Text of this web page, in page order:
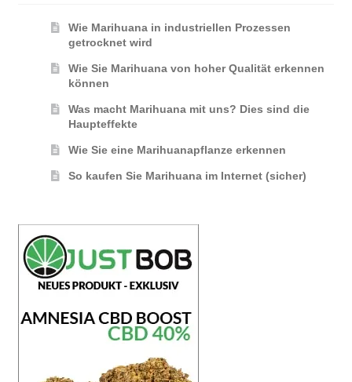
Wie Marihuana in industriellen Prozessen
getrocknet wird
Wie Sie Marihuana von hoher Qualität erkennen
können
Was macht Marihuana mit uns? Dies sind die
Haupteffekte
Wie Sie eine Marihuanapflanze erkennen
So kaufen Sie Marihuana im Internet (sicher)